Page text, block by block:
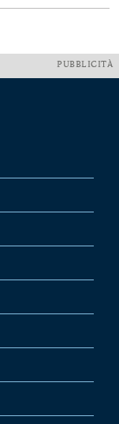
PUBBLICITÀ